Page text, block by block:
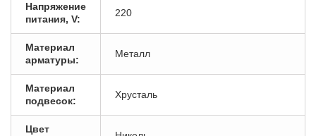
Напряжение
питания, V:
220
Материал
арматуры:
Металл
Материал
подвесок:
Хрусталь
Цвет